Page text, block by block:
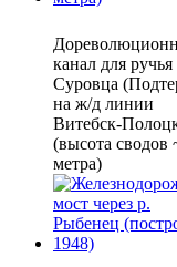
канал для ручья
Суровца
на ж/д линии
Витебск-
(высота сводов
метра)